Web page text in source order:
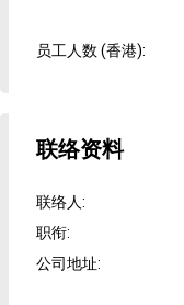
员工人数 (香港):
联络资料
联络人:
职衔:
公司地址: